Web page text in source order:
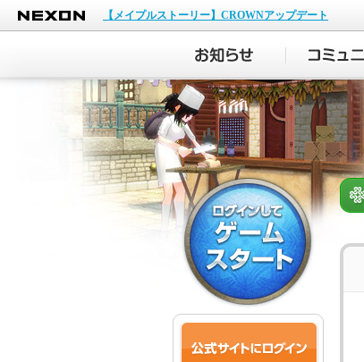
NEXON
【メイプルストーリー】CROWNアップデート